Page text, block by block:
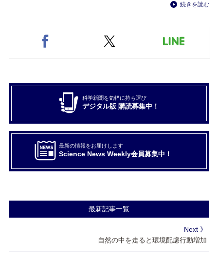
続きを読む
科学新聞を気軽に持ち運び
デジタル版 購読募集中！
最新の情報をお届けします
Science News Weekly会員募集中！
最新記事一覧
Next 》
自然の中を走ると環境配慮行動増加